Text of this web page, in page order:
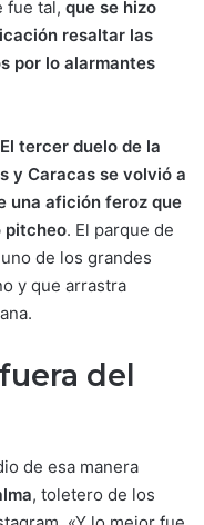
fue tal, que se hizo
resaltar las
por lo alarmantes
El tercer duelo de la
y Caracas se volvió a
una afición feroz que
pitcheo. El parque de
de los grandes
y que arrastra
del
de esa manera
, toletero de los